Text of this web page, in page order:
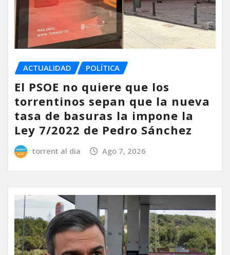
ACTUALIDAD POLÍTICA
El PSOE no quiere que los
torrentinos sepan que la nueva
tasa de basuras la impone la
Ley 7/2022 de Pedro Sánchez
torrent al dia Ago 7, 2026